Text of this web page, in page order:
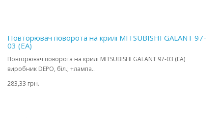
Повторювач поворота на крилі MITSUBISHI GALANT 97-
03 (EA)
Повторювач поворота на крилі MITSUBISHI GALANT 97-03 (EA)
виробник DEPO, біл.; +лампа..
283,33 грн.